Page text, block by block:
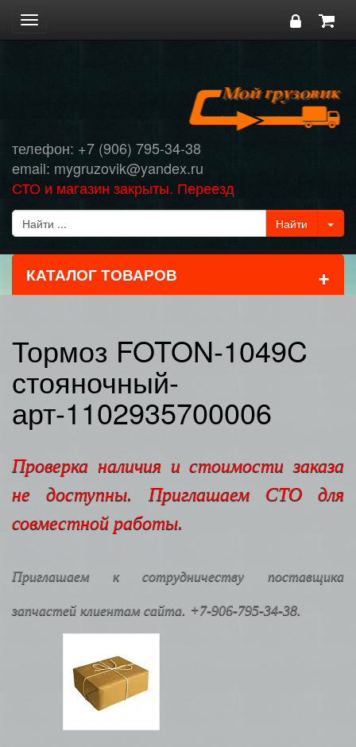
Toggle
navigation
телефон: +7 (906) 795-34-38
email: mygruzovik@yandex.ru
СТО и магазин закрыты. Переезд
КАТАЛОГ ТОВАРОВ +
Тормоз FOTON-1049C
стояночный-
арт-1102935700006
Проверка наличия и стоимости заказа
не доступны. Приглашаем СТО для
совместной работы.
Приглашаем к сотрудничеству поставщика
запчастей клиентам сайта. +7-906-795-34-38.